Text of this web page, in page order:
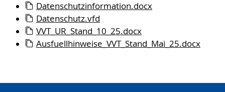
Datenschutzinformation.docx
Datenschutz.vfd
VVT_UR_Stand_10_25.docx
Ausfuellhinweise_VVT_Stand_Mai_25.docx